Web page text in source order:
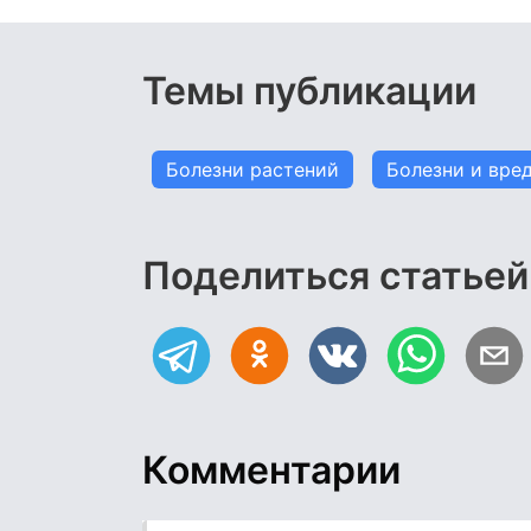
Темы публикации
Болезни растений Болезни и
Поделиться статьей
Комментарии